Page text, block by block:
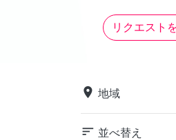
リクエスト
place 地域
sort 並べ替え